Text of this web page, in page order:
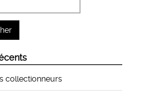
collectionneurs